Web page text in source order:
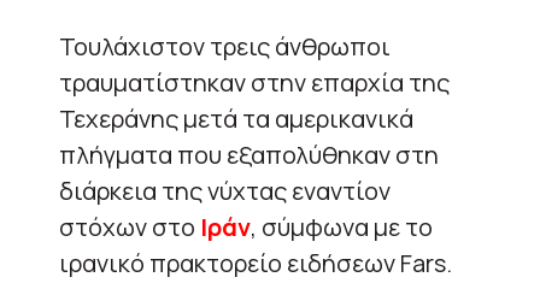
Τουλάχιστον τρεις άνθρωποι
τραυματίστηκαν στην επαρχία της
Τεχεράνης μετά τα αμερικανικά
πλήγματα που εξαπολύθηκαν στη
διάρκεια της νύχτας εναντίον
στόχων στο Ιράν, σύμφωνα με το
ιρανικό πρακτορείο ειδήσεων Fars.